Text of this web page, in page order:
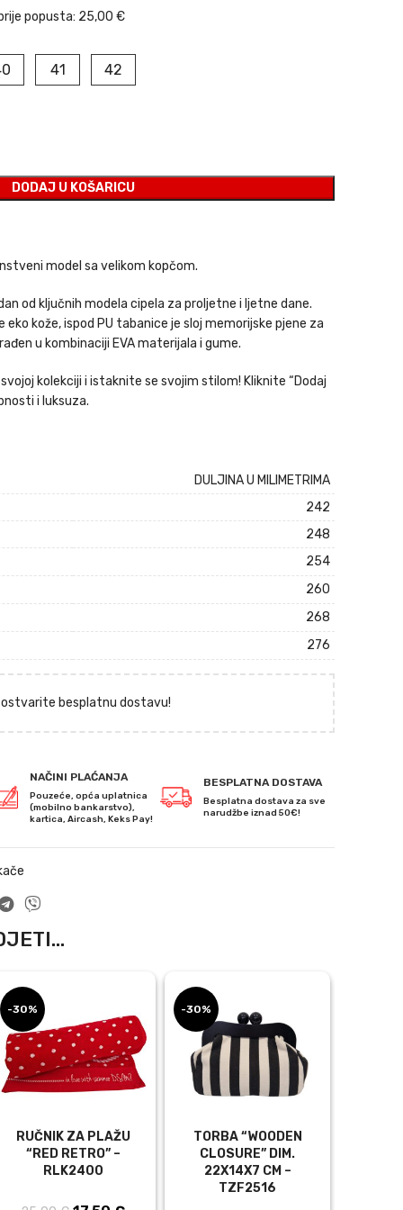
popusta: 25,00 €
41 42
DODAJ U KOŠARICU
model sa velikom kopčom.
od ključnih modela cipela za proljetne i ljetne dane.
kože, ispod PU tabanice je sloj memorijske pjene za
u kombinaciji EVA materijala i gume.
kolekciji i istaknite se svojim stilom! Kliknite “Dodaj
i luksuza.
DULJINA U MILIMETRIMA
242
248
254
260
268
276
ostvarite besplatnu dostavu!
NAČINI PLAĆANJA
Pouzeće, opća uplatnica
(mobilno bankarstvo),
kartica, Aircash, Keks Pay!
BESPLATNA DOSTAVA
Besplatna dostava za sve
narudžbe iznad 50€!
-30%
RUČNIK ZA PLAŽU
“RED RETRO” –
RLK2400
-30%
TORBA “WOODEN
CLOSURE” DIM.
22X14X7 CM –
TZF2516